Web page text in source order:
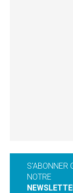
S'ABONNER
NOTRE